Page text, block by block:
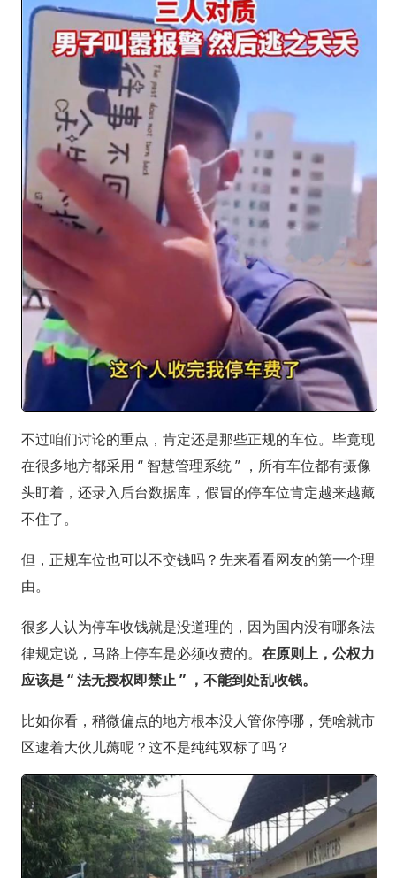
不过咱们讨论的重点，肯定还是那些正规的车位。毕竟现
在很多地方都采用 “ 智慧管理系统 ” ，所有车位都有摄像
头盯着，还录入后台数据库，假冒的停车位肯定越来越藏
不住了。
但，正规车位也可以不交钱吗？先来看看网友的第一个理
由。
很多人认为停车收钱就是没道理的，因为国内没有哪条法
律规定说，马路上停车是必须收费的。 在原则上，公权力
应该是 “ 法无授权即禁止 ” ，不能到处乱收钱。
比如你看，稍微偏点的地方根本没人管你停哪，凭啥就市
区逮着大伙儿薅呢？这不是纯纯双标了吗？